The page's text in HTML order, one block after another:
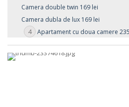
Camera double twin 169 lei
Camera dubla de lux 169 lei
4 Apartament cu doua camere